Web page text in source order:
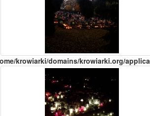
krowiarki/domains/krowiarki.org/